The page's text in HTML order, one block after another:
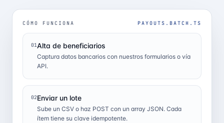
CÓMO FUNCIONA PAYOUTS.BATCH.TS
01Alta de beneficiarios
Captura datos bancarios con nuestros formularios o vía
API.
02Enviar un lote
Sube un CSV o haz POST con un array JSON. Cada
ítem tiene su clave idempotente.